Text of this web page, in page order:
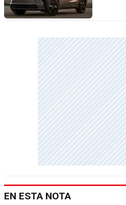
EN ESTA NOTA